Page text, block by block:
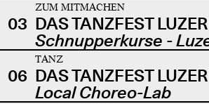
03
ZUM MITMACHEN
DAS TANZFEST
Schnupperkurse -
06
TANZ
DAS TANZFEST
Local Choreo-Lab